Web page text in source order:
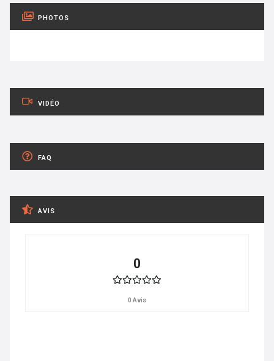
PHOTOS
VIDÉO
FAQ
AVIS
0
0 Avis